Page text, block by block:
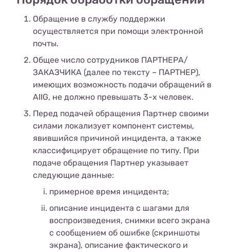
Обращение в службу поддержки
осуществляется при помощи электронной
почты.
Общее число сотрудников ПАРТНЕРА/
ЗАКАЗЧИКА (далее по тексту – ПАРТНЕР),
имеющих возможность подачи обращений в
AIIG, не должно превышать 3-х человек.
Перед подачей обращения Партнер своими
силами локализует компонент системы,
явившийся причиной инцидента, а также
классифицирует обращение по типу. При
подаче обращения Партнер указывает
следующие данные:
примерное время инцидента;
описание инцидента с шагами для
воспроизведения, снимки всего экрана
с сообщением об ошибке (скриншоты
экрана), описание фактического и